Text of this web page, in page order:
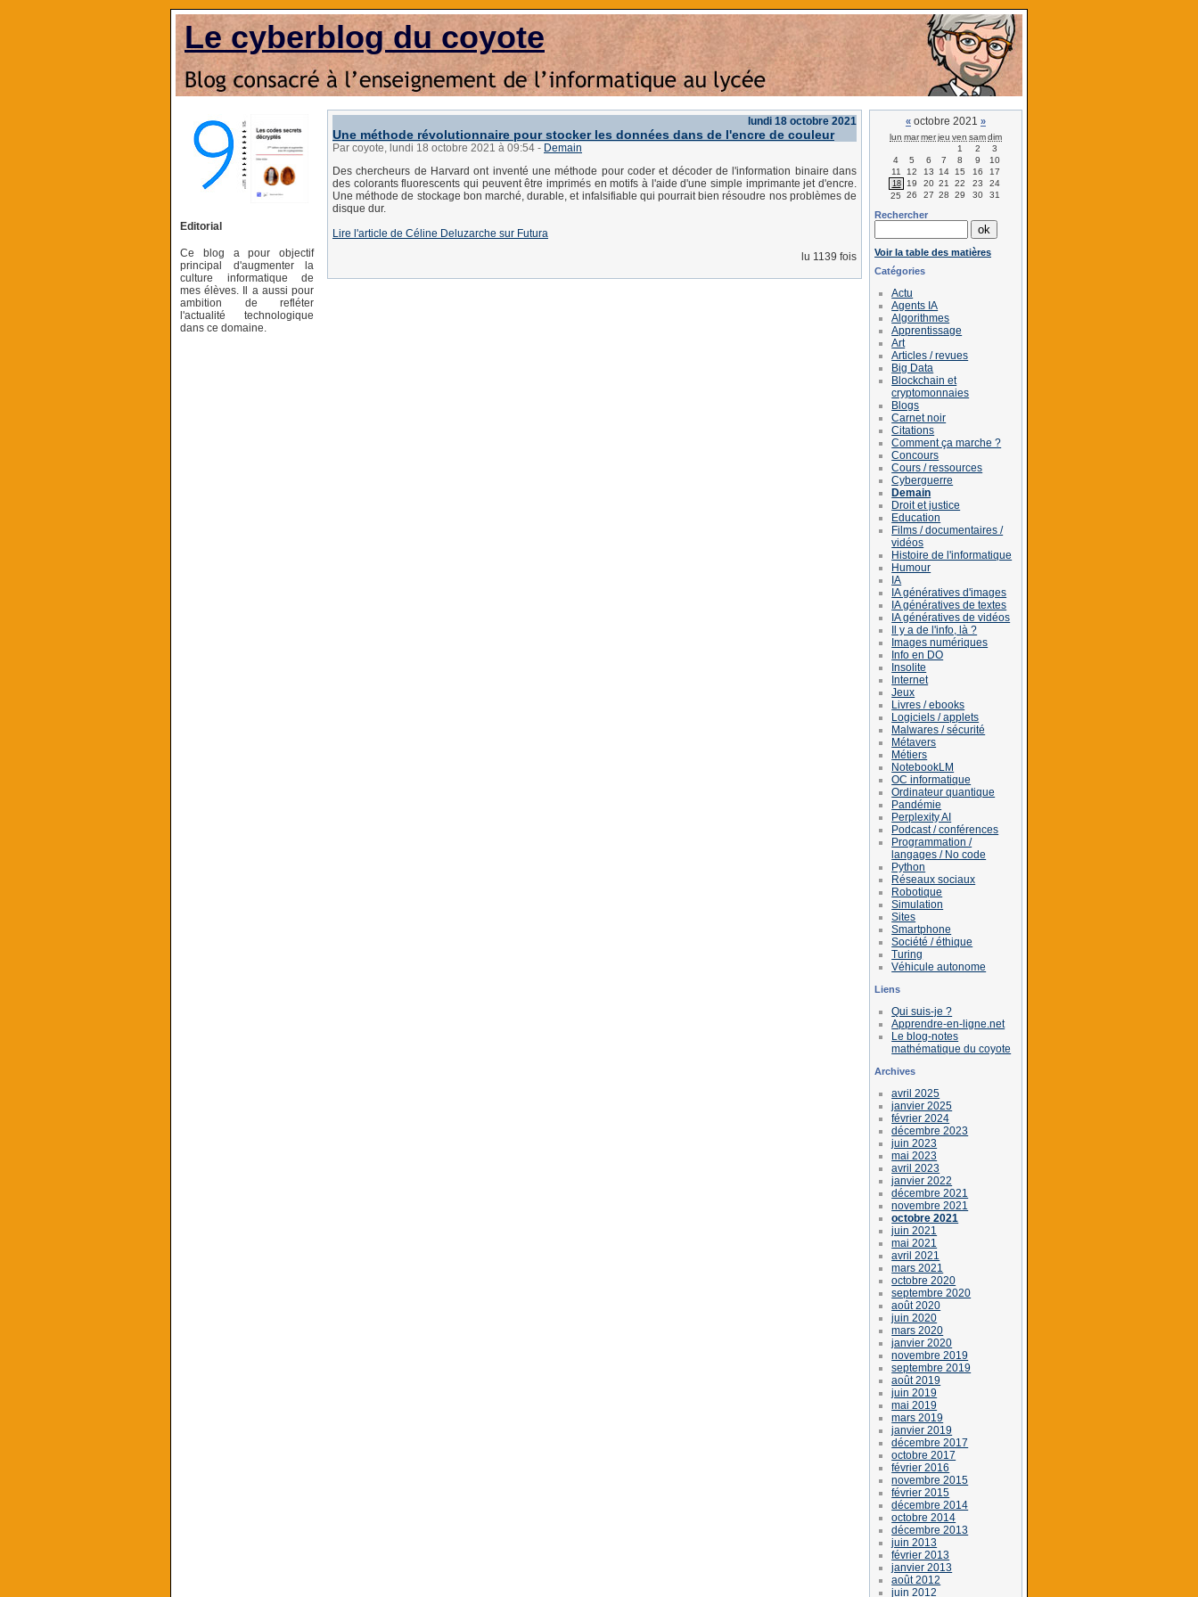
Le cyberblog du coyote
Editorial
Ce blog a pour objectif
principal d'augmenter la
culture informatique de
mes élèves. Il a aussi pour
ambition de refléter
l'actualité technologique
dans ce domaine.
lundi 18 octobre 2021
Une méthode révolutionnaire pour stocker les données dans de l'encre de couleur
Par coyote, lundi 18 octobre 2021 à 09:54 - Demain
Des chercheurs de Harvard ont inventé une méthode pour coder et décoder de l'information binaire dans
des colorants fluorescents qui peuvent être imprimés en motifs à l'aide d'une simple imprimante jet d'encre.
Une méthode de stockage bon marché, durable, et infalsifiable qui pourrait bien résoudre nos problèmes de
disque dur.
Lire l'article de Céline Deluzarche sur Futura
lu 1139 fois
« octobre 2021 »
lun marmerjeu ven samdim
1
2
3
4
5 6 7 8 9
10
11
12 13 14 15 16 17
18 19 20 21 22 23
24
25
26 27 28 29 30 31
Rechercher
Voir la table des matières
Catégories
Actu
Agents IA
Algorithmes
Apprentissage
Art
Articles / revues
Big Data
Blockchain et
cryptomonnaies
Blogs
Carnet noir
Citations
Comment ça marche ?
Concours
Cours / ressources
Cyberguerre
Demain
Droit et justice
Education
Films / documentaires /
vidéos
Histoire de l'informatique
Humour
IA
IA génératives d'images
IA génératives de textes
IA génératives de vidéos
Il y a de l'info, là ?
Images numériques
Info en DO
Insolite
Internet
Jeux
Livres / ebooks
Logiciels / applets
Malwares / sécurité
Métavers
Métiers
NotebookLM
OC informatique
Ordinateur quantique
Pandémie
Perplexity AI
Podcast / conférences
Programmation /
langages / No code
Python
Réseaux sociaux
Robotique
Simulation
Sites
Smartphone
Société / éthique
Turing
Véhicule autonome
Liens
Qui suis-je ?
Apprendre-en-ligne.net
Le blog-notes
mathématique du coyote
Archives
avril 2025
janvier 2025
février 2024
décembre 2023
juin 2023
mai 2023
avril 2023
janvier 2022
décembre 2021
novembre 2021
octobre 2021
juin 2021
mai 2021
avril 2021
mars 2021
octobre 2020
septembre 2020
août 2020
juin 2020
mars 2020
janvier 2020
novembre 2019
septembre 2019
août 2019
juin 2019
mai 2019
mars 2019
janvier 2019
décembre 2017
octobre 2017
février 2016
novembre 2015
février 2015
décembre 2014
octobre 2014
décembre 2013
juin 2013
février 2013
janvier 2013
août 2012
juin 2012